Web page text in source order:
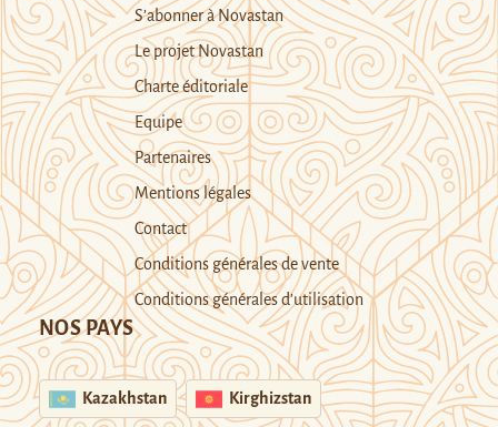
S’abonner à Novastan
Le projet Novastan
Charte éditoriale
Equipe
Partenaires
Mentions légales
Contact
Conditions générales de vente
Conditions générales d’utilisation
NOS PAYS
Kazakhstan Kirghizstan